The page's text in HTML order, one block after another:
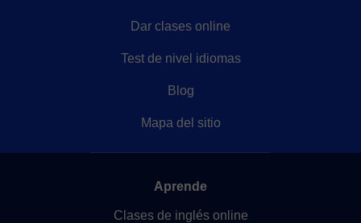
Dar clases online
Test de nivel idiomas
Blog
Mapa del sitio
Aprende
Clases de inglés online